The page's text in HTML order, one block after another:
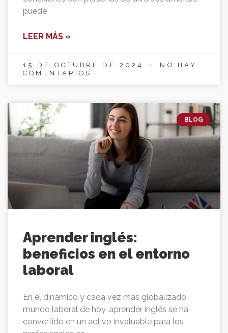
puede
LEER MÁS »
15 DE OCTUBRE DE 2024
NO HAY
COMENTARIOS
BLOG
Aprender inglés:
beneficios en el entorno
laboral
En el dinámico y cada vez más globalizado
mundo laboral de hoy, aprender inglés se ha
convertido en un activo invaluable para los